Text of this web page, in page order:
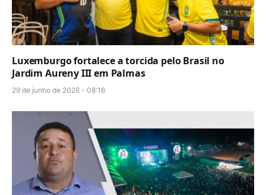
Luxemburgo fortalece a torcida pelo Brasil no
Jardim Aureny III em Palmas
29 de junho de 2026 - 08:16